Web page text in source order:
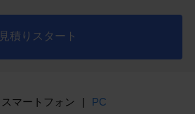
見積りスタート
スマートフォン | PC